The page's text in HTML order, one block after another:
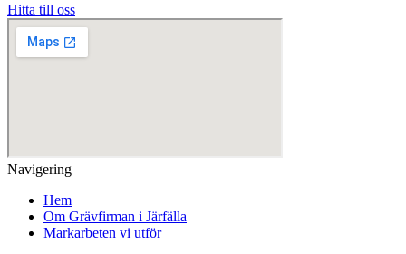
Hitta till oss
Navigering
Hem
Om Grävfirman i Järfälla
Markarbeten vi utför